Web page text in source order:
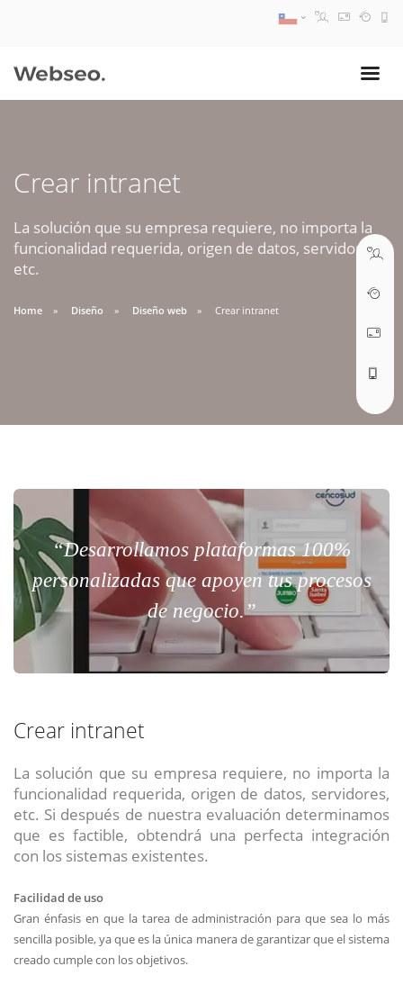
Crear intranet
La solución que su empresa requiere, no importa la
funcionalidad requerida, origen de datos, servidores,
etc.
Home Diseño Diseño web Crear intranet
“Desarrollamos plataformas 100%
personalizadas que apoyen tus procesos
de negocio.”
Crear intranet
La solución que su empresa requiere, no importa la
funcionalidad requerida, origen de datos, servidores,
etc. Si después de nuestra evaluación determinamos
que es factible, obtendrá una perfecta integración
con los sistemas existentes.
Facilidad de uso
Gran énfasis en que la tarea de administración para que sea lo más
sencilla posible, ya que es la única manera de garantizar que el sistema
creado cumple con los objetivos.
09:30 AM A 18:30 PM
soporte@webseo.cl
ABRIR TICKET